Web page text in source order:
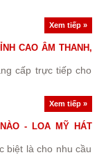
Xem tiếp »
CAO ÂM THANH,
cấp trực tiếp cho
Xem tiếp »
- LOA MỸ HÁT
biệt là cho nhu cầu